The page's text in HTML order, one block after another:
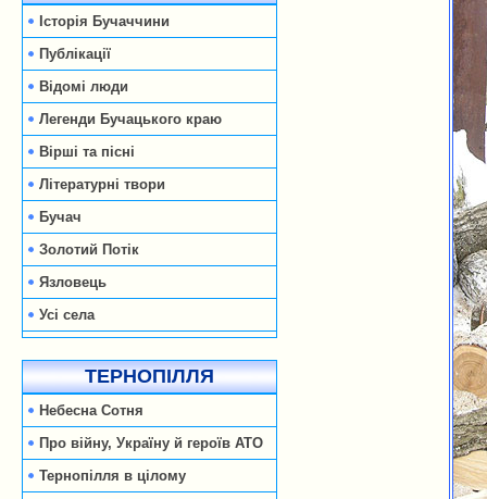
Історія Бучаччини
Публікації
Відомі люди
Легенди Бучацького краю
Вірші та пісні
Літературні твори
Бучач
Золотий Потік
Язловець
Усі села
ТЕРНОПІЛЛЯ
Небесна Сотня
Про війну, Україну й героїв АТО
Тернопілля в цілому